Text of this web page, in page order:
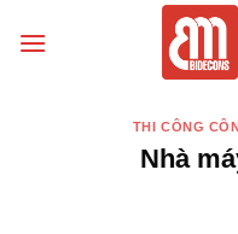
đến
THI CÔNG
Nhà